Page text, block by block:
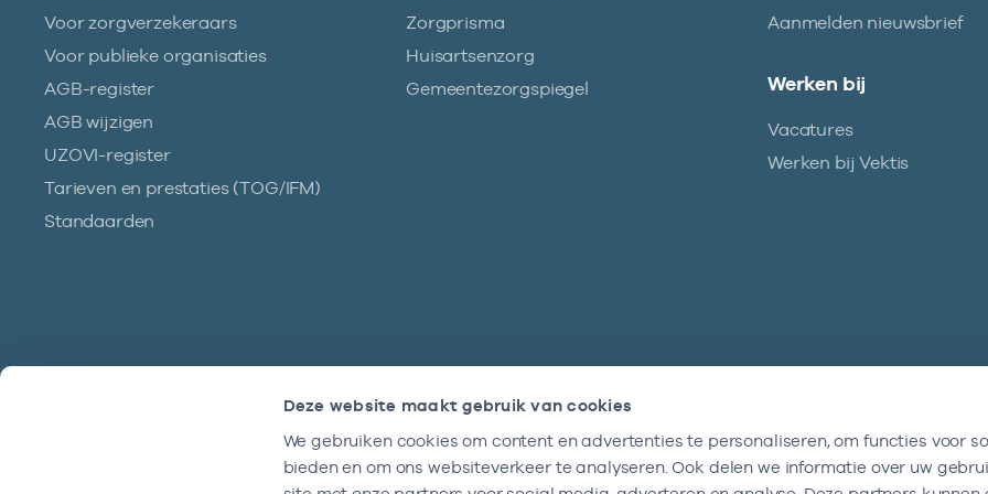
Deze website maakt gebruik van cookies
We gebruiken cookies om content en advertenties te personaliseren, om functies voor
bieden en om ons websiteverkeer te analyseren. Ook delen we informatie over uw
Voor zorgverzekeraars
Voor publieke organisaties
AGB-register
AGB wijzigen
UZOVI-register
Tarieven en prestaties (TOG/IFM)
Standaarden
Zorgprisma
Huisartsenzorg
Gemeentezorgspiegel
Aanmelden nieuwsbrief
Werken bij
Vacatures
Werken bij Vektis
We zijn doordeweeks bereikbaar tussen
Nieuwsbrief
Altijd op de hoogte blijven van al onze